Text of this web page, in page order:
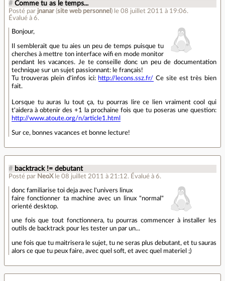
# Comme tu as le temps...
Posté par jnanar (site web personnel ) le 08 juillet 2011 à 19:06.
Évalué à 6.
Bonjour,
Il semblerait que tu aies un peu de temps puisque tu
cherches à mettre ton interface wifi en mode monitor
pendant les vacances. Je te conseille donc un peu de documentation
technique sur un sujet passionnant: le français!
Tu trouveras plein d'infos ici: http://lecons.ssz.fr/ Ce site est très bien
fait.
Lorsque tu auras lu tout ça, tu pourras lire ce lien vraiment cool qui
t'aidera à obtenir des +1 la prochaine fois que tu poseras une question:
http://www.atoute.org/n/article1.html
Sur ce, bonnes vacances et bonne lecture!
# backtrack != debutant
Posté par NeoX le 08 juillet 2011 à 21:12. Évalué à 6.
donc familiarise toi deja avec l'univers linux
faire fonctionner ta machine avec un linux "normal"
orienté desktop.
une fois que tout fonctionnera, tu pourras commencer à installer les
outils de backtrack pour les tester un par un...
une fois que tu maitrisera le sujet, tu ne seras plus debutant, et tu sauras
alors ce que tu peux faire, avec quel soft, et avec quel materiel ;)